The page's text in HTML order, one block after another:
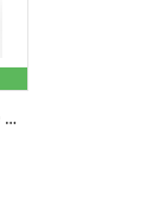
RGG 41 - plynový gril 15 kW se čtyřmi hořáky a bočním vařičem